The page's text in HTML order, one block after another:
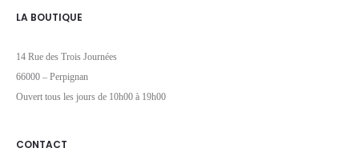
LA BOUTIQUE
14 Rue des Trois Journées
66000 – Perpignan
Ouvert tous les jours de 10h00 à 19h00
CONTACT